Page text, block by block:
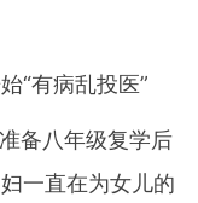
“有病乱投医”
备八年级复学后
一直在为女儿的